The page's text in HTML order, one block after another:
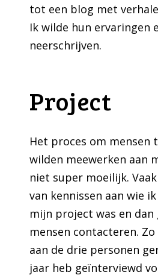
tot een blog met
Ik wilde hun ervaringen
neerschrijven.
Project
Het proces om mensen
wilden meewerken aan
niet super moeilijk.
van kennissen aan wie
mijn project was en dan
mensen contacteren.
aan de drie personen
jaar heb geïnterviewd